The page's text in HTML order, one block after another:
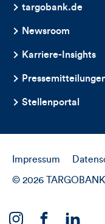
targobank.de
Newsroom
Karriere-Insights
Stellenportal
Impressum
© 2026 TARGOBANK